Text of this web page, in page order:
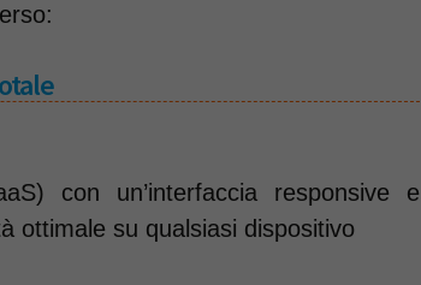
con un’interfaccia responsive e
ottimale su qualsiasi dispositivo